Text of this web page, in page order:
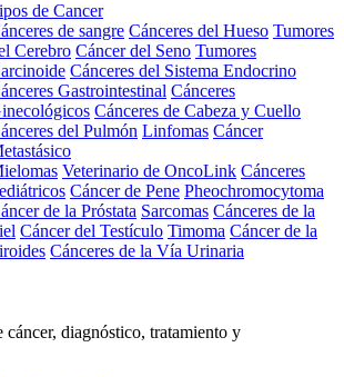
de Cancer
de sangre Cánceres del Hueso Tumores
Cerebro Cáncer del Seno Tumores
Cánceres del Sistema Endocrino
Gastrointestinal Cánceres
Cánceres de Cabeza y Cuello
del Pulmón Linfomas Cáncer
Veterinario de OncoLink Cánceres
Cáncer de Pene Pheochromocytoma
de la Próstata Sarcomas Cánceres de la
Cáncer del Testículo Timoma Cáncer de la
Cánceres de la Vía Urinaria
cáncer, diagnóstico, tratamiento y